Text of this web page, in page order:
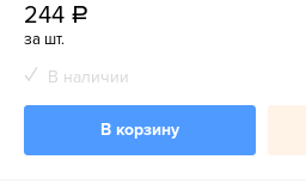
244 a
за шт.
В наличии
В корзину